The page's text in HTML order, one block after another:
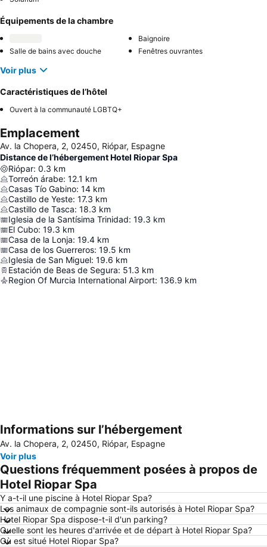
Équipements de la chambre
Baignoire
Salle de bains avec douche
Fenêtres ouvrantes
Voir plus
Caractéristiques de l’hôtel
Ouvert à la communauté LGBTQ+
Emplacement
Av. la Chopera, 2, 02450, Riópar, Espagne
Distance de l’hébergement Hotel Riopar Spa
Riópar: 0.3 km
Torreón árabe: 12.1 km
Casas Tío Gabino: 14 km
Castillo de Yeste: 17.3 km
Castillo de Tasca: 18.3 km
Iglesia de la Santísima Trinidad: 19.3 km
El Cubo: 19.3 km
Casa de la Lonja: 19.4 km
Casa de los Guerreros: 19.5 km
Iglesia de San Miguel: 19.6 km
Estación de Beas de Segura: 51.3 km
Region Of Murcia International Airport: 136.9 km
Agrandir la carte
Informations sur l’hébergement
Av. la Chopera, 2, 02450, Riópar, Espagne
Voir plus
Questions fréquemment posées à propos de
Hotel Riopar Spa
Y a-t-il une piscine à Hotel Riopar Spa?
Les animaux de compagnie sont-ils autorisés à Hotel Riopar Spa?
Hotel Riopar Spa dispose-t-il d'un parking?
Quelle sont les heures d'arrivée et de départ à Hotel Riopar Spa?
Où est situé Hotel Riopar Spa?